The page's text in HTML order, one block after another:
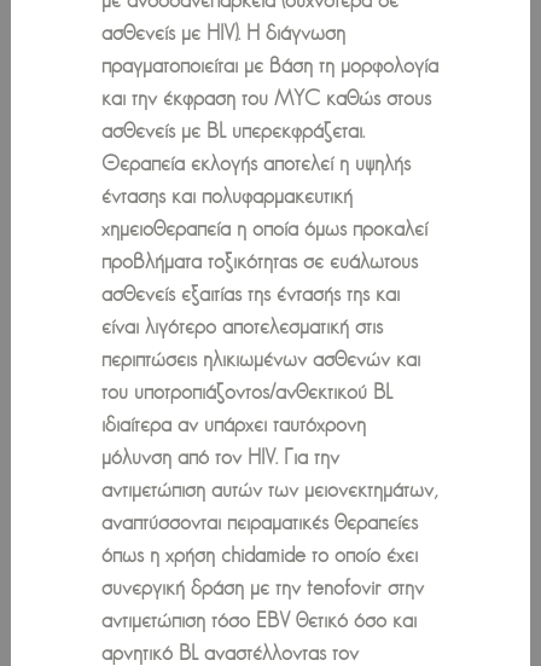
ασθενείς με HIV). Η διάγνωση
πραγματοποιείται με βάση τη μορφολογία
και την έκφραση του MYC καθώς στους
ασθενείς με BL υπερεκφράζεται.
Θεραπεία εκλογής αποτελεί η υψηλής
έντασης και πολυφαρμακευτική
χημειοθεραπεία η οποία όμως προκαλεί
προβλήματα τοξικότητας σε ευάλωτους
ασθενείς εξαιτίας της έντασής της και
είναι λιγότερο αποτελεσματική στις
περιπτώσεις ηλικιωμένων ασθενών και
του υποτροπιάζοντος/ανθεκτικού BL
ιδιαίτερα αν υπάρχει ταυτόχρονη
μόλυνση από τον HIV. Για την
αντιμετώπιση αυτών των μειονεκτημάτων,
αναπτύσσονται πειραματικές θεραπείες
όπως η χρήση chidamide το οποίο έχει
συνεργική δράση με την tenofovir στην
αντιμετώπιση τόσο EBV θετικό όσο και
αρνητικό BL αναστέλλοντας τον